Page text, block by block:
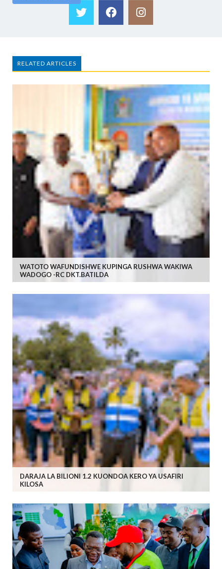
RELATED ARTICLES
WATOTO WAFUNDISHWE KUPINGA RUSHWA WAKIWA
WADOGO -RC DKT.BATILDA
DARAJA LA BILIONI 1.2 KUONDOA KERO YA USAFIRI
KILOSA